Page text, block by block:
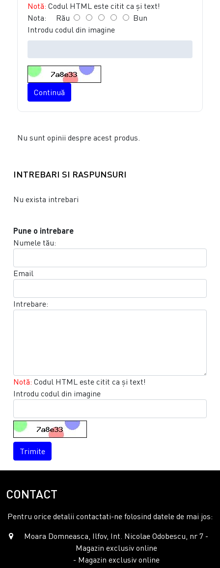
Notă: Codul HTML este citit ca şi text!
Nota: Rău
Bun
Introdu codul din imagine
Continuă
Nu sunt opinii despre acest produs.
INTREBARI SI RASPUNSURI
Nu exista intrebari
Pune o intrebare
Numele tău:
Email
Intrebare:
Notă: Codul HTML este citit ca şi text!
Introdu codul din imagine
Trimite
CONTACT
Pentru orice detalii contactati-ne folosind datele de mai jos:
Moara Domneasca, Ilfov, Int. Nicolae Odobescu, nr 7 -
Magazin exclusiv online
- Magazin exclusiv online